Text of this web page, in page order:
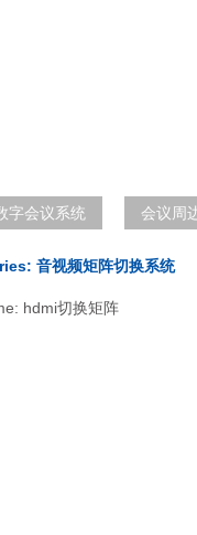
字会议系统 会议周
音视频矩阵切换系统
hdmi切换矩阵